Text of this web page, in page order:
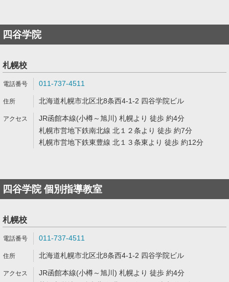
四谷学院
札幌校
011-737-4511
北海道札幌市北区北8条西4-1-2 四谷学院ビル
JR函館本線(小樽～旭川) 札幌より 徒歩 約4分
札幌市営地下鉄南北線 北１２条より 徒歩 約7分
札幌市営地下鉄東豊線 北１３条東より 徒歩 約12分
四谷学院 個別指導教室
札幌校
011-737-4511
北海道札幌市北区北8条西4-1-2 四谷学院ビル
JR函館本線(小樽～旭川) 札幌より 徒歩 約4分